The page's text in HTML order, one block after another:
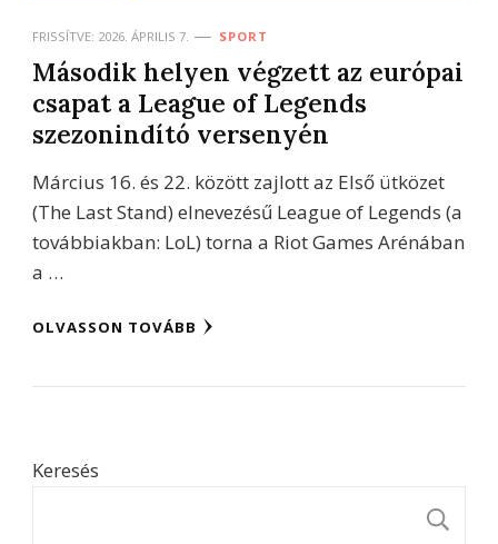
FRISSÍTVE: 2026. ÁPRILIS 7. SPORT
Második helyen végzett az európai
csapat a League of Legends
szezonindító versenyén
Március 16. és 22. között zajlott az Első ütközet
(The Last Stand) elnevezésű League of Legends (a
továbbiakban: LoL) torna a Riot Games Arénában
a …
OLVASSON TOVÁBB
Keresés